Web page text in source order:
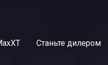
Станьте дилером